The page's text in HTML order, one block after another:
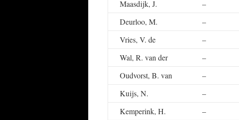
Maasdijk, J.
–
Deurloo, M.
–
Vries, V. de
–
Wal, R. van der
–
Oudvorst, B. van
–
Kuijs, N.
–
Kemperink, H.
–